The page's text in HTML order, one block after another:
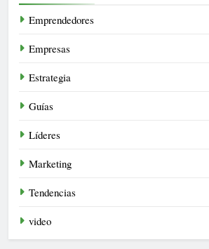
Emprendedores
Empresas
Estrategia
Guías
Líderes
Marketing
Tendencias
video